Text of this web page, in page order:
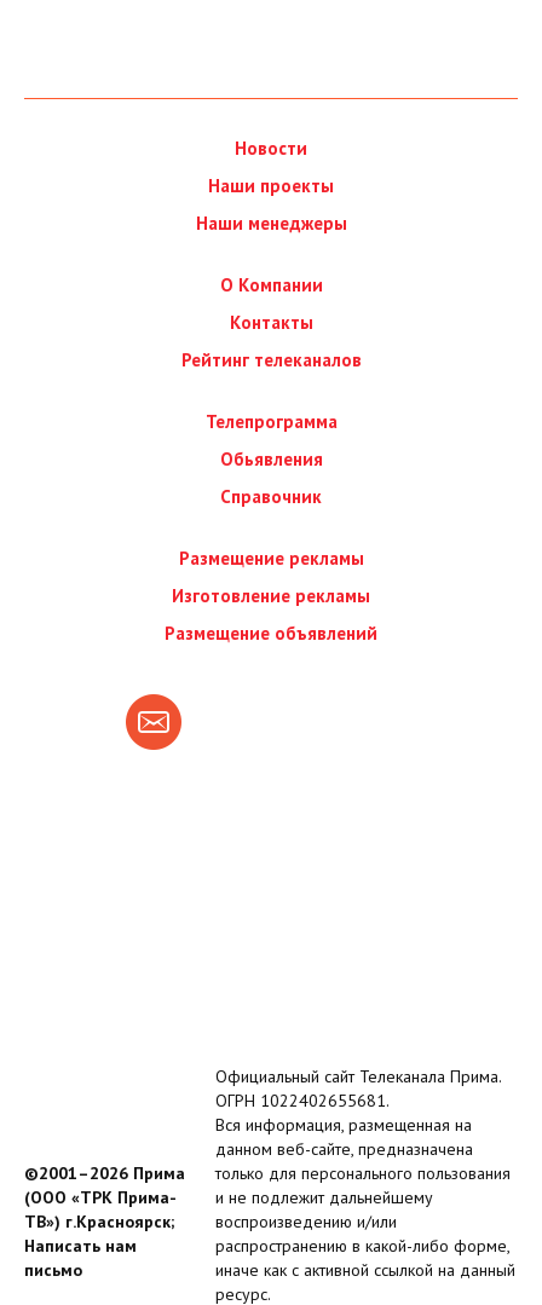
Новости
Наши проекты
Наши менеджеры
О Компании
Контакты
Рейтинг телеканалов
Телепрограмма
Обьявления
Справочник
Размещение рекламы
Изготовление рекламы
Размещение объявлений
©2001–2026 Прима
(ООО «ТРК Прима-
ТВ») г.Красноярск;
Написать нам
письмо
Официальный сайт Телеканала Прима.
ОГРН 1022402655681.
Вся информация, размещенная на
данном веб-сайте, предназначена
только для персонального пользования
и не подлежит дальнейшему
воспроизведению и/или
распространению в какой-либо форме,
иначе как с активной ссылкой на данный
ресурс.